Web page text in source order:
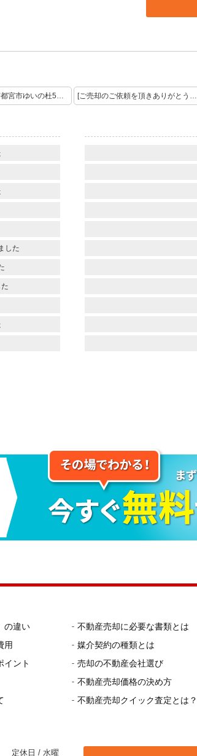
＜ 前の記事 [宇都宮市ゆいの杜5丁目 中古住宅 ご成約おめでとうございます] [ご売却のご依頼を頂きありがとうございました。] 次の記事 ＞
した
の違い
用
イント
不動産売却に必要な書類とは
媒介契約の種類とは
売却の不動産会社選び
不動産売却価格の決め方
不動産売却クイック査定とは？
定休日 / 水曜